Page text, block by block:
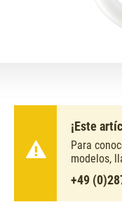
¡Este
Para
modelos,
+49